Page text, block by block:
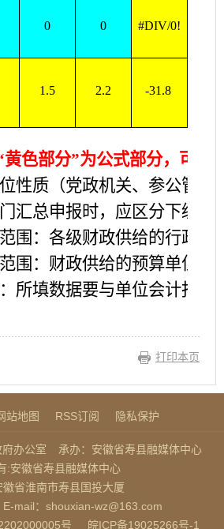
0 0 #DIV/0!
1.5 2.2 -31.8
黄色部分”为公式部分，可以
性质（党政机关、参公管
汇总申报时，应区分下级
围：各级财政供给的行政
围：财政供给的预算单位
所填数据要与单位会计报
打印本页
站地图 RSS订阅 隐私保护
办公室
承办：安徽省寿县融媒体中心
:安徽省寿县融媒体中心
徽省淮南市寿县国投大厦
E-mail：shouxian-wz@163.com
号
皖ICP备19025266号-1